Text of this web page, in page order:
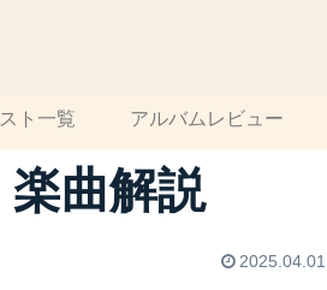
ト一覧 アルバムレビュー
曲解説
2025.04.01